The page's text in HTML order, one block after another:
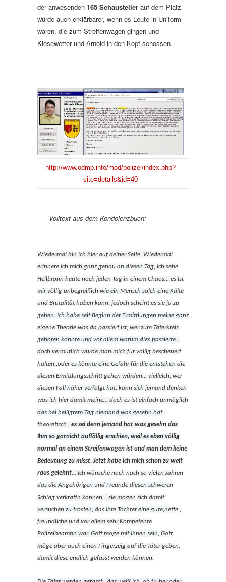
der anwesenden 165 Schausteller auf dem Platz
würde auch erklärbarer, wenn es Leute in Uniform
waren, die zum Streifenwagen gingen und
Kiesewetter und Arnold in den Kopf schossen.
http://www.odmp.info/mod/polizei/index.php?
site=details&id=40
Volltext aus dem Kondolenzbuch:
Wiedermal bin ich hier auf deiner Seite. Wiedermal
erinnere ich mich ganz genau an diesen Tag, ich sehe
Heilbronn heute noch jeden Tag in einem Chaos… es ist
mir völlig unbegreiflich wie ein Mensch solch eine Kälte
und Brutalität haben kann, jedoch scheint es sie ja zu
geben. Ich habe seit Beginn der Ermittlungen meine ganz
eigene Theorie was da passiert ist, wer zum Täterkreis
gehören könnte und vor allem warum dies passierte…
doch vermutlich würde man mich für völlig bescheuert
halten..oder es könnte eine Gefahr für die entstehen die
diesen Ermittlungsschritt gehen würden… vielleich, wer
diesen Fall näher verfolgt hat, kann sich jemand denken
was ich hier damit meine… doch es ist einfach unmöglich
das bei helligtem Tag niemand was gesehn hat..
theoretisch.. es sei denn jemand hat was gesehn das
Ihm so garnicht auffällig erschien, weil es eben völlig
normal an einem Streifenwagen ist und man dem keine
Bedeutung zu misst. Jetzt habe ich mich schon zu weit
raus gelehnt… Ich wünsche noch nach so vielen Jahren
das die Angehörigen und Freunde diesen schweren
Schlag verkraftn können… sie mögen sich damit
versuchen zu trösten, das Ihre Tochter eine gute,nette ,
freundliche und vor allem sehr Kompetente
Polizeibeamtin war. Gott möge mit Ihnen sein, Gott
möge aber auch einen Fingerzeig auf die Täter geben,
damit diese endlich gefasst werden können.